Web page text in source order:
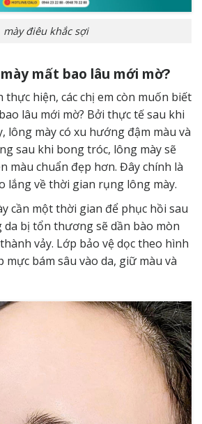
mày điêu khắc sợi
mất bao lâu mới mờ?
thực hiện, các chị em còn muốn biết
lâu mới mờ? Bởi thực tế sau khi
lông mày có xu hướng đậm màu và
sau khi bong tróc, lông mày sẽ
màu chuẩn đẹp hơn. Đây chính là
lắng về thời gian rụng lông mày.
cần một thời gian để phục hồi sau
da bị tổn thương sẽ dần bào mòn
vảy. Lớp bảo vệ dọc theo hình
mực bám sâu vào da, giữ màu và